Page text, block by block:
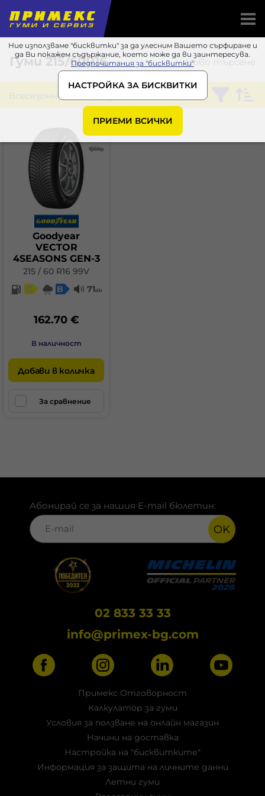
Ние използваме "бисквитки" за да улесним Вашето сърфиране и
да Ви покажем съдържание, което може да ви заинтересува.
Предпочитания за "бисквитки"
НАСТРОЙКА ЗА БИСКВИТКИ
ПРИЕМИ ВСИЧКИ
Ново търсене
Гуми215/60R16
Всесезонни
Goodyear
VECTOR
4SEASONS GEN-3
215 / 60 R16 99V
C
B 71db
162.70 €
В наличност
Добави в количка
За сравнение
Абонирай се за нашия E-mail бюлетин:
OK
02 833 33 33
info@primex-bg.com
Примекс Отговорност
Калкулатор за гуми
Условия за ползване на онлайн магазин
Начини на доставка
Настройка на "бисквитките"
Информация за защита на личните данни
Летни гуми